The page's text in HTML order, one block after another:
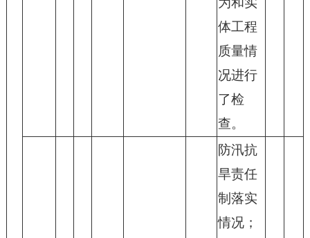
体工程
质量情
况进行
了检
查。
防汛抗
旱责任
制落实
情况；